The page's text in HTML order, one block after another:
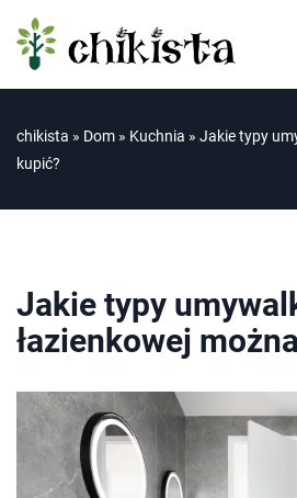
chikista » Dom » Kuchnia » Jakie typy
kupić?
Jakie typy
łazienkowej